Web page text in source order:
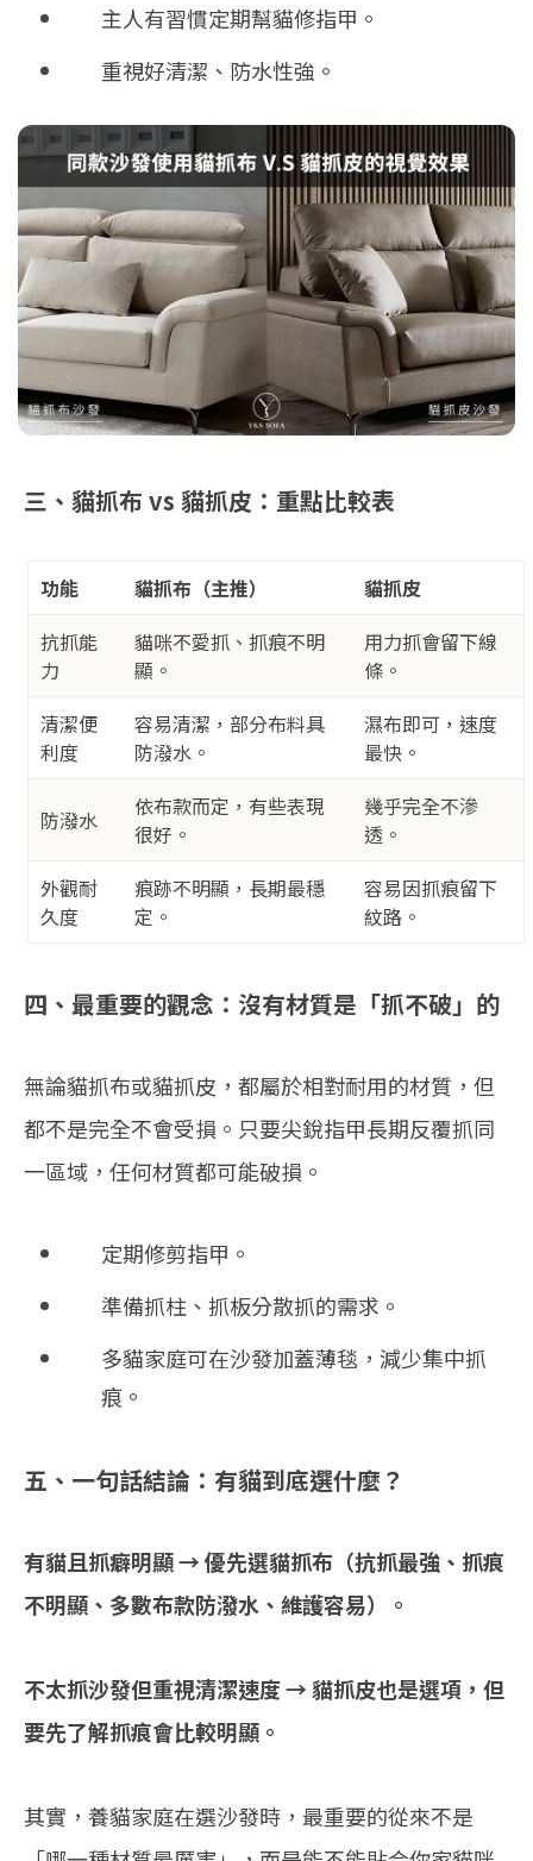
主人有習慣定期幫貓修指甲。
重視好清潔、防水性強。
三、貓抓布 vs 貓抓皮：重點比較表
功能 貓抓布（主推）
貓抓皮
抗抓能
力
貓咪不愛抓、抓痕不明
顯。
用力抓會留下線
條。
清潔便
利度
容易清潔，部分布料具
防潑水。
濕布即可，速度
最快。
防潑水
依布款而定，有些表現
很好。
幾乎完全不滲
透。
外觀耐
久度
痕跡不明顯，長期最穩
定。
容易因抓痕留下
紋路。
四、最重要的觀念：沒有材質是「抓不破」的
無論貓抓布或貓抓皮 ，都屬於相對耐用的材質，但
都不是完全不會受損。只要尖銳指甲長期反覆抓同
一區域，任何材質都可能破損。
定期修剪指甲。
準備抓柱、抓板分散抓的需求。
多貓家庭可在沙發加蓋薄毯，減少集中抓
痕。
五、一句話結論：有貓到底選什麼？
有貓且抓癖明顯 → 優先選貓抓布 （抗抓最強、抓痕
不明顯、多數布款防潑水、維護容易）。
不太抓沙發但重視清潔速度 → 貓抓皮也是選項，但
要先了解抓痕會比較明顯。
其實，養貓家庭在選沙發時，最重要的從來不是